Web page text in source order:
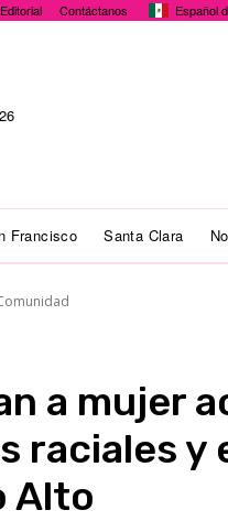
Contáctanos Español
Francisco Santa Clara
a mujer
raciales y
Alto